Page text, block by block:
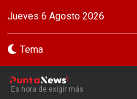
Jueves 6 Agosto 2026
Tema
Es hora de exigir más